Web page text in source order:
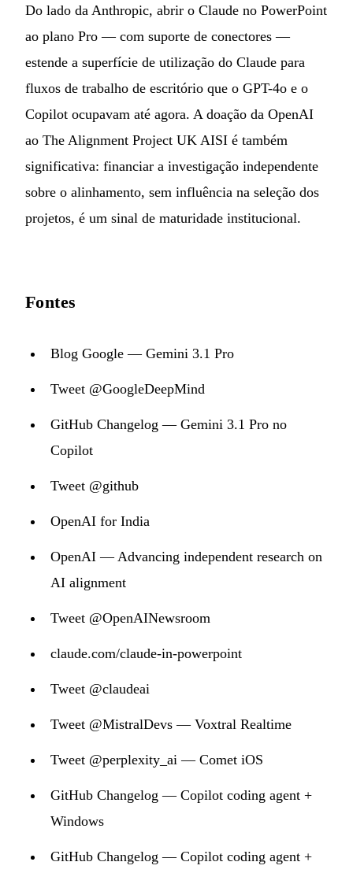
Do lado da Anthropic, abrir o Claude no PowerPoint
ao plano Pro — com suporte de conectores —
estende a superfície de utilização do Claude para
fluxos de trabalho de escritório que o GPT-4o e o
Copilot ocupavam até agora. A doação da OpenAI
ao The Alignment Project UK AISI é também
significativa: financiar a investigação independente
sobre o alinhamento, sem influência na seleção dos
projetos, é um sinal de maturidade institucional.
Fontes
Blog Google — Gemini 3.1 Pro
Tweet @GoogleDeepMind
GitHub Changelog — Gemini 3.1 Pro no
Copilot
Tweet @github
OpenAI for India
OpenAI — Advancing independent research on
AI alignment
Tweet @OpenAINewsroom
claude.com/claude-in-powerpoint
Tweet @claudeai
Tweet @MistralDevs — Voxtral Realtime
Tweet @perplexity_ai — Comet iOS
GitHub Changelog — Copilot coding agent +
Windows
GitHub Changelog — Copilot coding agent +